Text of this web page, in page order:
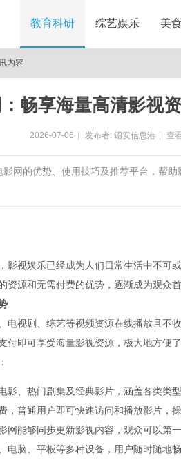
教育科研 综艺娱乐 美
内容
畅享海量高清影视
2026-07-06 发布者: 诏安信息港 查
网的优势、使用技巧及推荐平台，帮
影视娱乐已经成为人们日常生活中不可
资源和无需付费的优势，逐渐成为观众
电视剧、综艺等视频资源在线播放且不
付即可享受海量影视资源，极大地方便
影、热门剧集及经典影片，涵盖各类类
，普通用户即可快速访问和播放影片，
网能够同步更新影视内容，观众可以第
电脑、平板等多种设备，用户随时随地